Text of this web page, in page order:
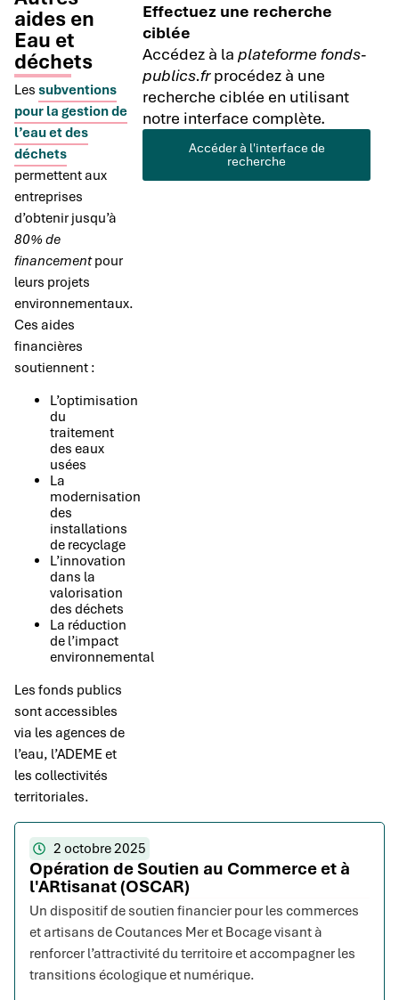
aides en
Eau et
déchets
Les subventions
pour la gestion de
l’eau et des
déchets
permettent aux
entreprises
d’obtenir jusqu’à
80% de
financementpour
leurs projets
environnementaux.
Ces aides
financières
soutiennent :
L’optimisation
du
traitement
des eaux
usées
La
modernisation
des
installations
de recyclage
L’innovation
dans la
valorisation
des déchets
La réduction
de l’impact
environnemental
Les fonds publics
sont accessibles
via les agences de
l’eau, l’ADEME et
les collectivités
territoriales.
Effectuez une recherche
ciblée
Accédez à laplateforme fonds-
publics.frprocédez à une
recherche ciblée en utilisant
notre interface complète.
Accéder à l'interface de
recherche
2 octobre 2025
Opération de Soutien au Commerce et à
l'ARtisanat (OSCAR)
Un dispositif de soutien financier pour les commerces
et artisans de Coutances Mer et Bocage visant à
renforcer l’attractivité du territoire et accompagner les
transitions écologique et numérique.